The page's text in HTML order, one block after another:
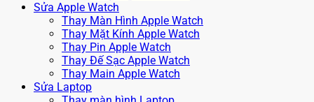
Sửa Apple Watch
Thay Màn Hình Apple Watch
Thay Mặt Kính Apple Watch
Thay Pin Apple Watch
Thay Đế Sạc Apple Watch
Thay Main Apple Watch
Sửa Laptop